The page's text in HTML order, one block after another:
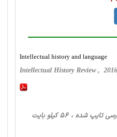
Intellectual history and language
Intellectual History Review ,
، کلیه گرایش ها، 8 صفحه فارسی تایپ شده ، 56 کیلو بایت